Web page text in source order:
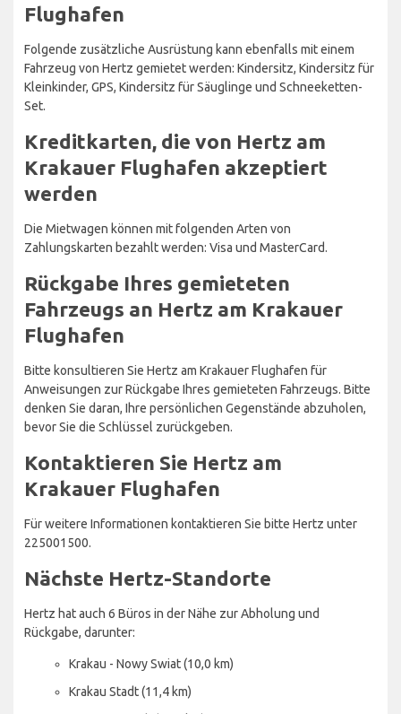
Flughafen
Folgende zusätzliche Ausrüstung kann ebenfalls mit einem
Fahrzeug von Hertz gemietet werden: Kindersitz, Kindersitz für
Kleinkinder, GPS, Kindersitz für Säuglinge und Schneeketten-
Set.
Kreditkarten, die von Hertz am
Krakauer Flughafen akzeptiert
werden
Die Mietwagen können mit folgenden Arten von
Zahlungskarten bezahlt werden: Visa und MasterCard.
Rückgabe Ihres gemieteten
Fahrzeugs an Hertz am Krakauer
Flughafen
Bitte konsultieren Sie Hertz am Krakauer Flughafen für
Anweisungen zur Rückgabe Ihres gemieteten Fahrzeugs. Bitte
denken Sie daran, Ihre persönlichen Gegenstände abzuholen,
bevor Sie die Schlüssel zurückgeben.
Kontaktieren Sie Hertz am
Krakauer Flughafen
Für weitere Informationen kontaktieren Sie bitte Hertz unter
225001500.
Nächste Hertz-Standorte
Hertz hat auch 6 Büros in der Nähe zur Abholung und
Rückgabe, darunter:
Krakau - Nowy Swiat (10,0 km)
Krakau Stadt (11,4 km)